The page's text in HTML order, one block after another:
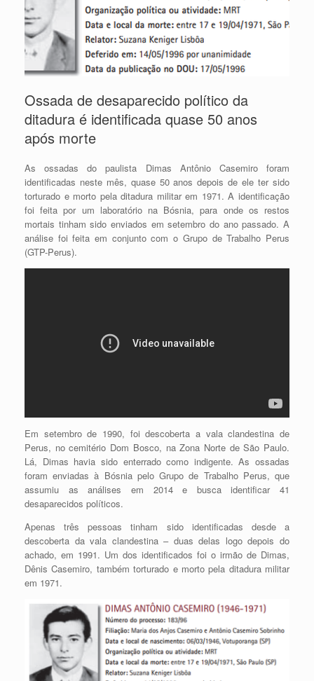
Ossada de desaparecido político da
ditadura é identificada quase 50 anos
após morte
As ossadas do paulista Dimas Antônio Casemiro foram
identificadas neste mês, quase 50 anos depois de ele ter sido
torturado e morto pela ditadura militar em 1971. A identificação
foi feita por um laboratório na Bósnia, para onde os restos
mortais tinham sido enviados em setembro do ano passado. A
análise foi feita em conjunto com o Grupo de Trabalho Perus
(GTP-Perus).
Em setembro de 1990, foi descoberta a vala clandestina de
Perus, no cemitério Dom Bosco, na Zona Norte de São Paulo.
Lá, Dimas havia sido enterrado como indigente. As ossadas
foram enviadas à Bósnia pelo Grupo de Trabalho Perus, que
assumiu as análises em 2014 e busca identificar 41
desaparecidos políticos.
Apenas três pessoas tinham sido identificadas desde a
descoberta da vala clandestina – duas delas logo depois do
achado, em 1991. Um dos identificados foi o irmão de Dimas,
Dênis Casemiro, também torturado e morto pela ditadura militar
em 1971.